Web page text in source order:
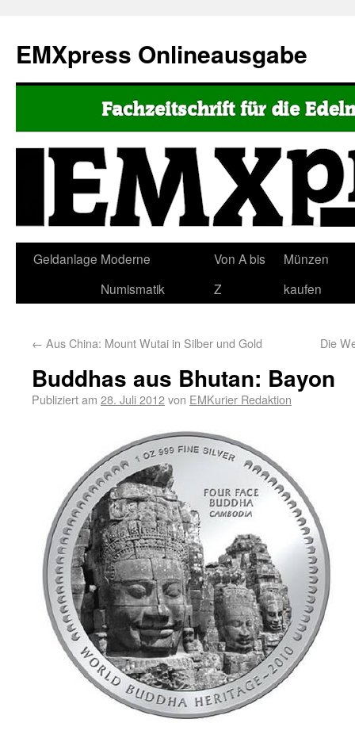
EMXpress Onlineausgabe
Geldanlage Moderne
Numismatik
Von A bis
Z
Münzen
kaufen
← Aus China: Mount Wutai in Silber und Gold Die
Buddhas aus Bhutan: Bayon
Publiziert am 28. Juli 2012von EMKurier Redaktion